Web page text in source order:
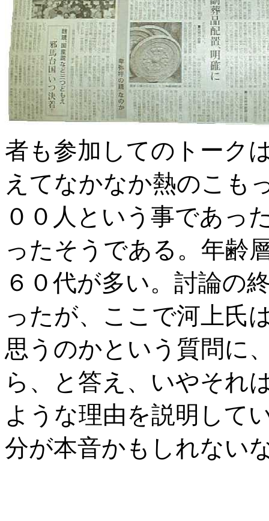
者も参加してのトーク
えてなかなか熱のこも
００人という事であっ
ったそうである。年齢
６０代が多い。討論の
ったが、ここで河上氏
思うのかという質問に
ら、と答え、いやそれ
ような理由を説明して
分が本音かもしれない